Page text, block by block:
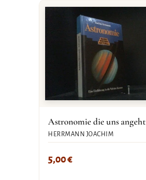
Astronomie die uns angeht
HERRMANN JOACHIM
5,00€